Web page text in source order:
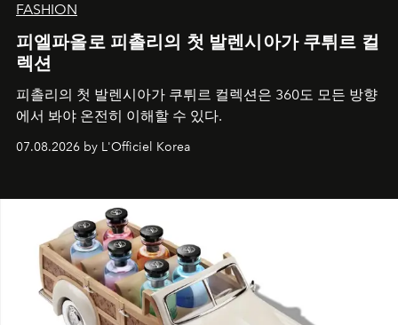
FASHION
피엘파올로 피촐리의 첫 발렌시아가 쿠튀르 컬
렉션
피촐리의 첫 발렌시아가 쿠튀르 컬렉션은 360도 모든 방향
에서 봐야 온전히 이해할 수 있다.
07.08.2026 by L'Officiel Korea